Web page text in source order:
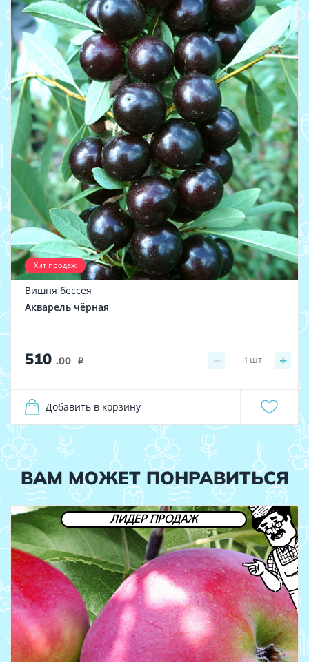
Хит продаж
Вишня бессея
Акварель чёрная
510 .00 i − +
1 шт
Добавить в корзину
ВАМ МОЖЕТ ПОНРАВИТЬСЯ
ЛИДЕР ПРОДАЖ